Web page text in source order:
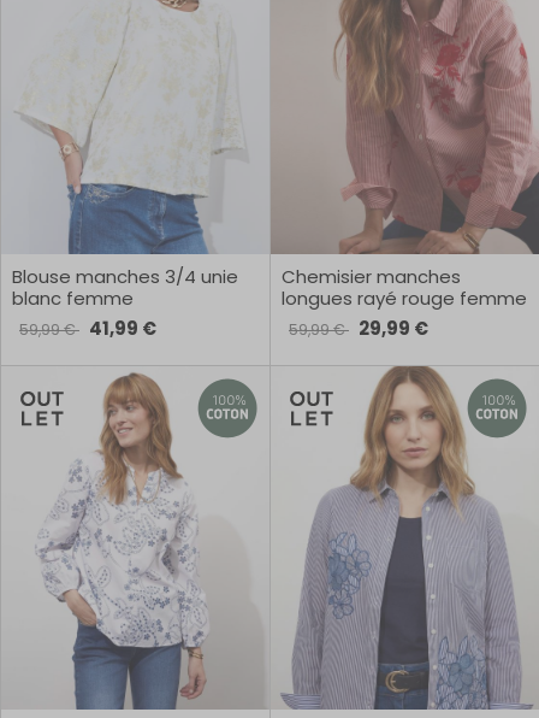
Blouse manches 3/4 unie
blanc femme
59,99 € 41,99 €
Chemisier manches
longues rayé rouge femme
59,99 € 29,99 €